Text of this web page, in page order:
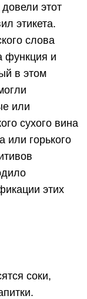
этот
этикета.
слова
функция и
в этом
или
сухого вина
или горького
этих
соки,